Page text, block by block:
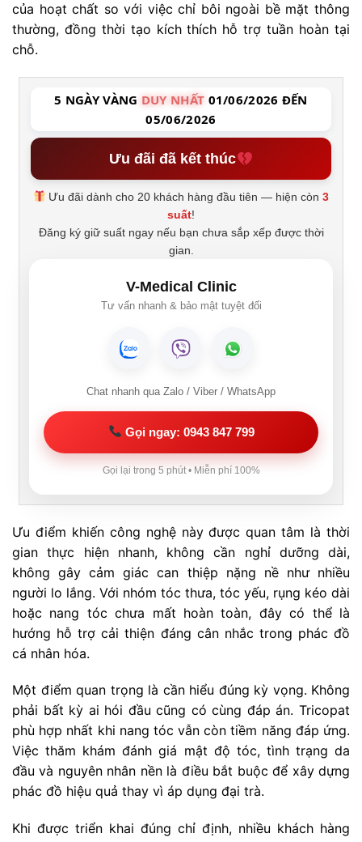
của hoạt chất so với việc chỉ bôi ngoài bề mặt thông
thường, đồng thời tạo kích thích hỗ trợ tuần hoàn tại
chỗ.
5 NGÀY VÀNG DUY NHẤT 01/06/2026 ĐẾN
05/06/2026
Ưu đãi đã kết thúc
Ưu đãi dành cho 20 khách hàng đầu tiên — hiện còn3
suất!
Đăng ký giữ suất ngay nếu bạn chưa sắp xếp được thời
gian.
V-Medical Clinic
Tư vấn nhanh & bảo mật tuyệt đối
Chat nhanh qua Zalo / Viber / WhatsApp
Gọi ngay: 0943 847 799
Gọi lại trong 5 phút • Miễn phí 100%
Ưu điểm khiến công nghệ này được quan tâm là thời
gian thực hiện nhanh, không cần nghỉ dưỡng dài,
không gây cảm giác can thiệp nặng nề như nhiều
người lo lắng. Với nhóm tóc thưa, tóc yếu, rụng kéo dài
hoặc nang tóc chưa mất hoàn toàn, đây có thể là
hướng hỗ trợ cải thiện đáng cân nhắc trong phác đồ
cá nhân hóa.
Một điểm quan trọng là cần hiểu đúng kỳ vọng. Không
phải bất kỳ ai hói đầu cũng có cùng đáp án. Tricopat
phù hợp nhất khi nang tóc vẫn còn tiềm năng đáp ứng.
Việc thăm khám đánh giá mật độ tóc, tình trạng da
đầu và nguyên nhân nền là điều bắt buộc để xây dựng
phác đồ hiệu quả thay vì áp dụng đại trà.
Khi được triển khai đúng chỉ định, nhiều khách hàng